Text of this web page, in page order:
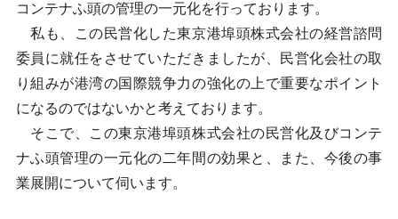
コンテナふ頭の管理の一元化を行っております。
私も、この民営化した東京港埠頭株式会社の経営諮問
委員に就任をさせていただきましたが、民営化会社の取
り組みが港湾の国際競争力の強化の上で重要なポイント
になるのではないかと考えております。
そこで、この東京港埠頭株式会社の民営化及びコンテ
ナふ頭管理の一元化の二年間の効果と、また、今後の事
業展開について伺います。